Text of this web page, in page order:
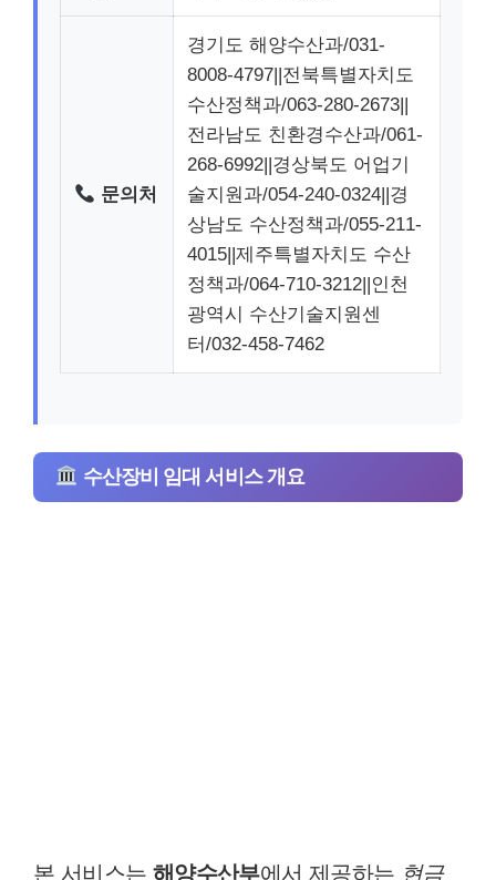
문의처
경기도 해양수산과/031-
8008-4797||전북특별자치도
수산정책과/063-280-2673||
전라남도 친환경수산과/061-
268-6992||경상북도 어업기
술지원과/054-240-0324||경
상남도 수산정책과/055-211-
4015||제주특별자치도 수산
정책과/064-710-3212||인천
광역시 수산기술지원센
터/032-458-7462
수산장비 임대 서비스 개요
본 서비스는 해양수산부에서 제공하는 현금